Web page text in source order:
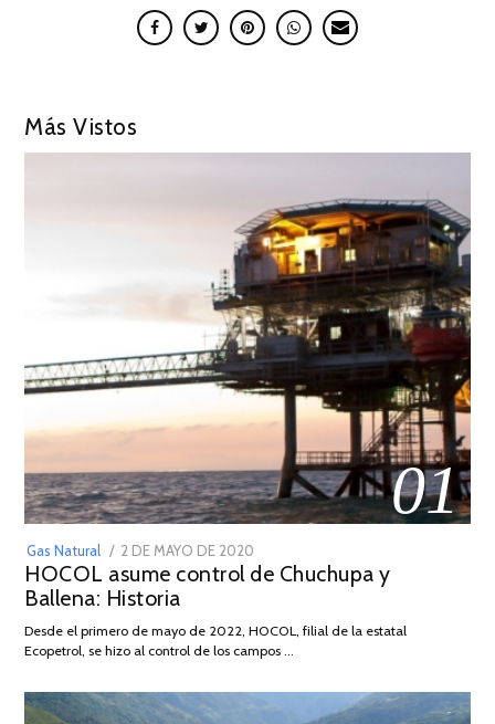
Más Vistos
01
Gas Natural
POSTED
ON
2 DE MAYO DE 2020
DE
2026
HOCOL asume control de Chuchupa y
Ballena: Historia
Desde el primero de mayo de 2022, HOCOL, filial de la estatal
Ecopetrol, se hizo al control de los campos …